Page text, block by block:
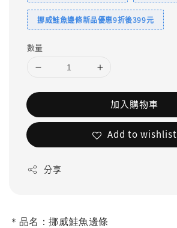
挪威鮭魚邊條新品優惠9折後399元
數量
加入購物車
Add to wishlist
分享
＊品名：挪威鮭魚邊條